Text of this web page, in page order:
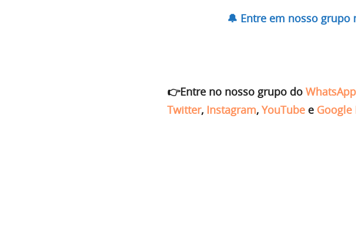
🔔 Entre em nosso
👉Entre no nosso grupo do WhatsApp
Twitter, Instagram, YouTube e Google